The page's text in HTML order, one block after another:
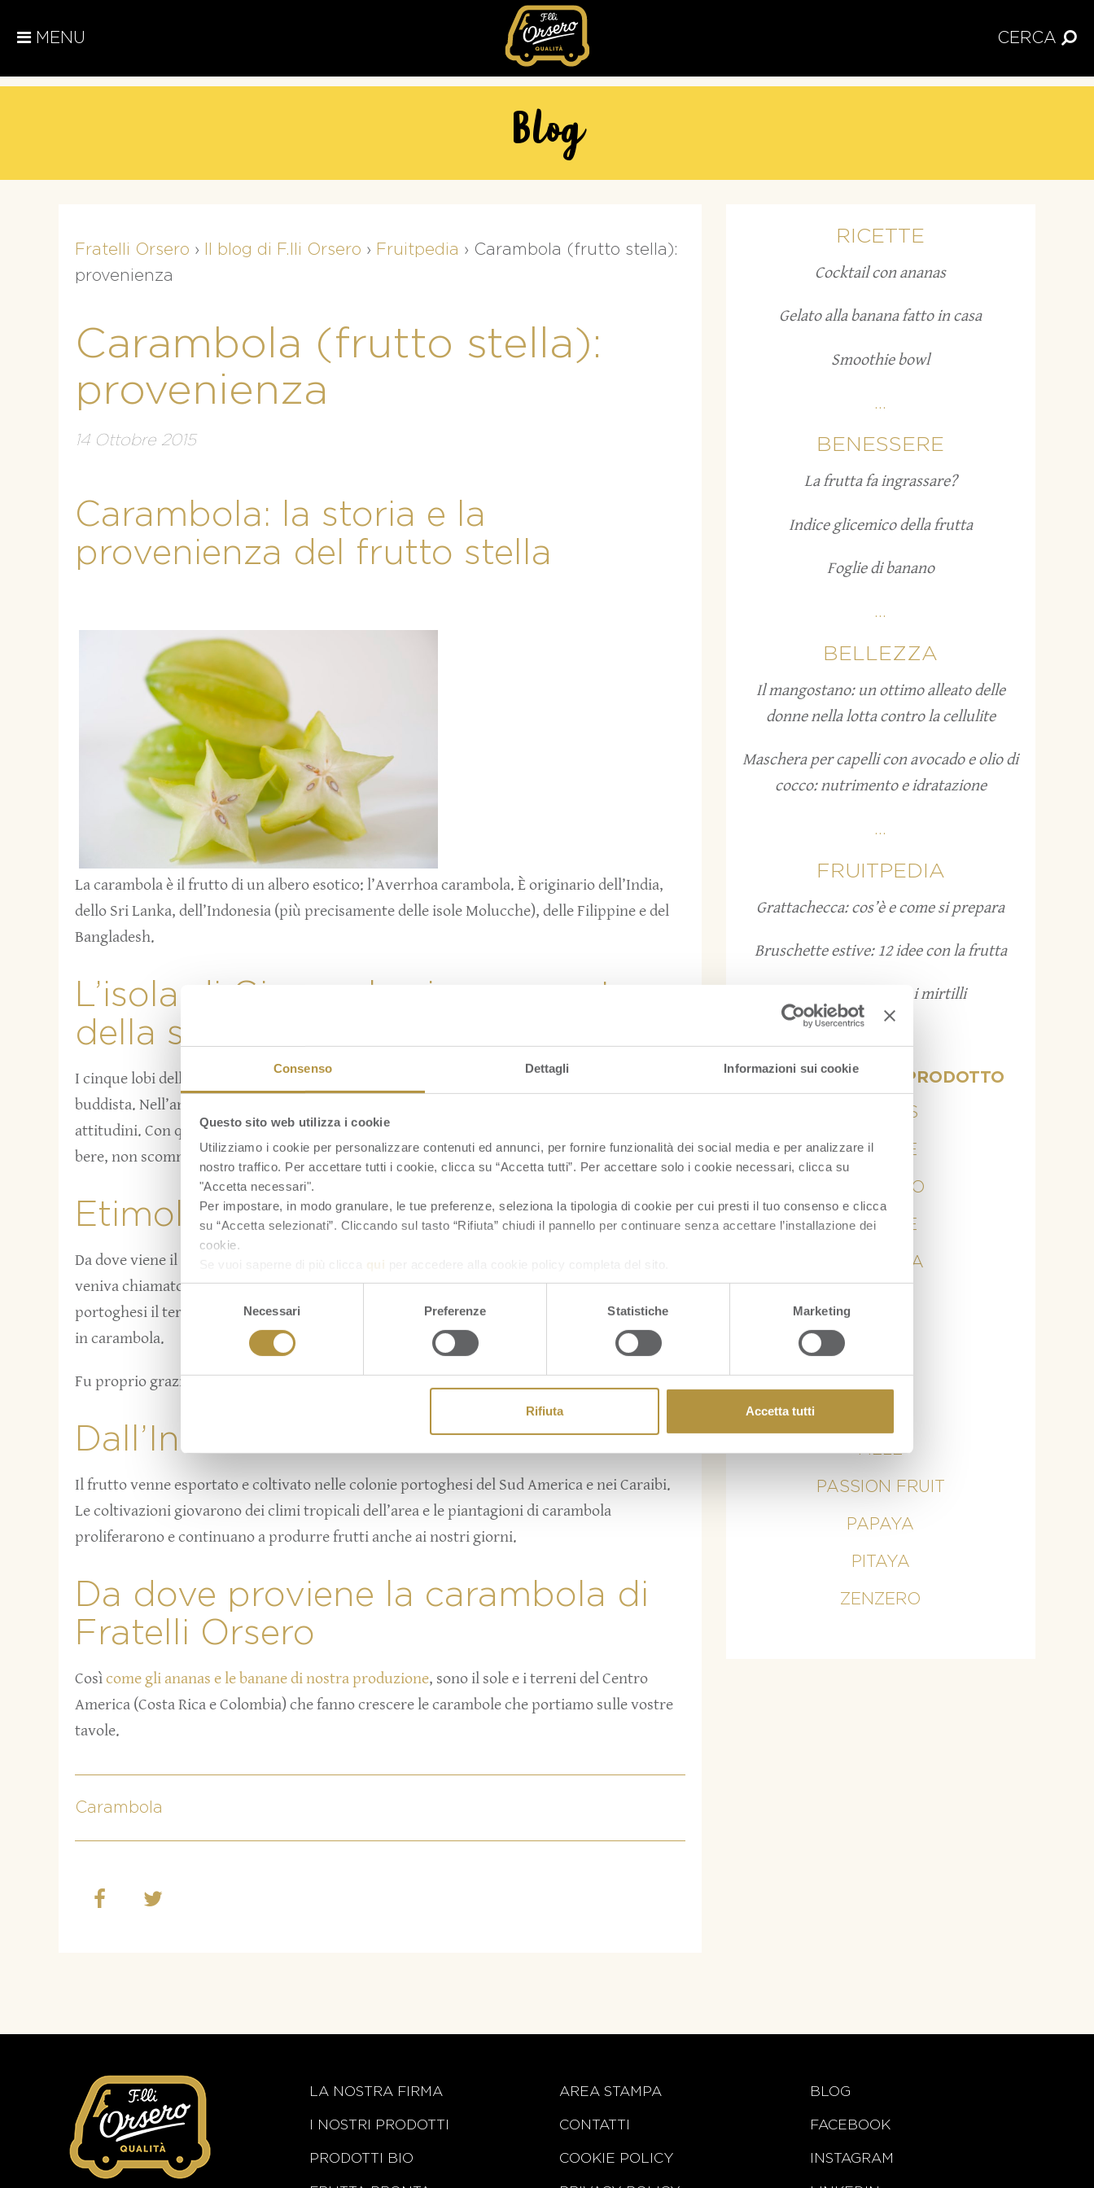
Consenso Dettagli Informazioni sui cookie
Questo sito web utilizza i cookie
Utilizziamo i cookie per personalizzare contenuti ed annunci, per fornire funzionalità dei social media e per analizzare il
nostro traffico. Per accettare tutti i cookie, clicca su “Accetta tutti”. Per accettare solo i cookie necessari, clicca su
"Accetta necessari".
Per impostare, in modo granulare, le tue preferenze, seleziona la tipologia di cookie per cui presti il tuo consenso e clicca
su “Accetta selezionati”. Cliccando sul tasto “Rifiuta” chiudi il pannello per continuare senza accettare l’installazione dei
cookie.
qui
Selezione
del
Necessari Preferenze Statistiche Marketing
Rifiuta Accetta tutti
MENU CERCA
Blog
Fratelli Orsero › Il blog di F.lli Orsero › Fruitpedia › Carambola (frutto stella):
provenienza
Carambola (frutto stella):
provenienza
14 Ottobre 2015
Carambola: la storia e la
provenienza del frutto stella
La carambola è il frutto di un albero esotico: l’Averrhoa carambola. È originario dell’India,
dello Sri Lanka, dell’Indonesia (più precisamente delle isole Molucche), delle Filippine e del
Bangladesh.
L’isola di Giava e le cinque punte
della saggezza
I cinque lobi della carambola, sull’isola di Giava, sono divenuti simboli della saggezza
buddista. Nell’antico linguaggio locale, le cinque punte sono chiamate
attitudini. Con questo nome, il frutto diventa un monito morale: non fumare oppio, non
bere, non scommettere, non rubare e non commettere adulterio.
Etimologia del nome “carambola”
Da dove viene il nome del frutto? A quanto pare, in India e nel Sud Est Asiatico il frutto stella
veniva chiamato con la parola sanscritakarmaranga. Alle orecchie degli esploratori
portoghesi il termine sanscrito forse sembrava troppo difficile, per questo lo trasformarono
in carambola.
Fu proprio grazie ai portoghesi che la carambola iniziò a girare il mondo.
Dall’India al Sud America
Il frutto venne esportato e coltivato nelle colonie portoghesi del Sud America e nei Caraibi.
Le coltivazioni giovarono dei climi tropicali dell’area e le piantagioni di carambola
proliferarono e continuano a produrre frutti anche ai nostri giorni.
Da dove proviene la carambola di
Fratelli Orsero
Cosìcome gli ananas e le banane di nostra produzione, sono il sole e i terreni del Centro
America (Costa Rica e Colombia) che fanno crescere le carambole che portiamo sulle vostre
tavole.
Carambola
RICETTE
Cocktail con ananas
Gelato alla banana fatto in casa
Smoothie bowl
...
BENESSERE
La frutta fa ingrassare?
Indice glicemico della frutta
Foglie di banano
...
BELLEZZA
Il mangostano: un ottimo alleato delle
donne nella lotta contro la cellulite
Maschera per capelli con avocado e olio di
cocco: nutrimento e idratazione
...
FRUITPEDIA
Grattachecca: cos’è e come si prepara
Bruschette estive: 12 idee con la frutta
Come conservare i mirtilli
VISUALIZZA PER PRODOTTO
ANANAS
ARANCE
AVOCADO
BANANE
CURCUMA
LIMONE
MELE
PASSION FRUIT
PAPAYA
PITAYA
ZENZERO
LA NOSTRA FIRMA
I NOSTRI PRODOTTI
PRODOTTI BIO
AREA STAMPA
CONTATTI
COOKIE POLICY
BLOG
FACEBOOK
INSTAGRAM